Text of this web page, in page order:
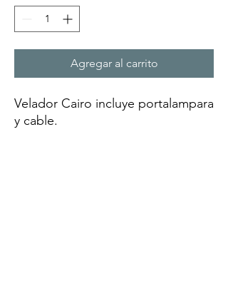
Agregar al carrito
Velador Cairo incluye portalampara
y cable.